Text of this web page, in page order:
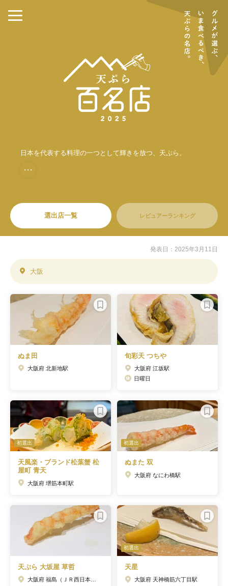
日本を代表する料理の一つとして輝きを放つ、天ぷら。
・・・
選出店一覧 レビュアーランキング
発表日：2025年3月11日
大阪
ぬま田
大阪府 北新地駅
旬彩天 つちや
大阪府 江坂駅
日曜日
初選出
天風楽・ブランド松葉蟹 松
屋町 青天
大阪府 堺筋本町駅
初選出
ぬまた 双
大阪府 なにわ橋駅
天ぷら 大坂屋 草哲
初選出
天星
大阪府 天神橋筋六丁目駅